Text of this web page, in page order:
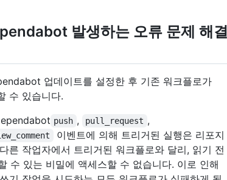
발생하는 오류 문제 해결
업데이트를 설정한 후 기존 워크플로가
수 있습니다.
push , pull_request ,
이벤트에 의해 트리거된 실행은 리포지
른 작업자에서 트리거된 워크플로와 달리, 읽기 전
수 있는 비밀에 액세스할 수 없습니다. 이로 인해